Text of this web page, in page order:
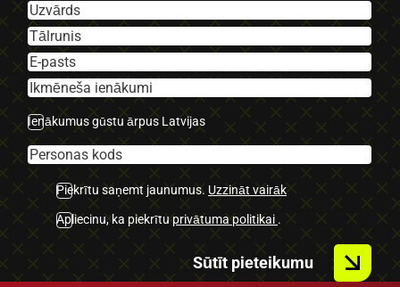
-Audi multimedija.
-Kruīza kontrole.
-Mazs nobraukums.
-Tonēti aizmugurējie stikli.
-Aizmugurējie parkošanās sensori.
-Miglas lukturi.
U.C ekstras.
Ienākumus gūstu ārpus Latvijas
Piekrītu saņemt jaunumus. Uzzināt vairāk
Apliecinu, ka piekrītu privātuma politikai .
Sūtīt pieteikumu